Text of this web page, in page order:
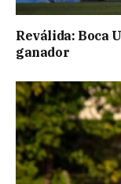
Reválida: Boca
ganador